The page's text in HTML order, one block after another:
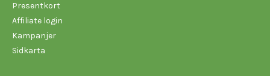
Presentkort
Affiliate login
Kampanjer
Sidkarta